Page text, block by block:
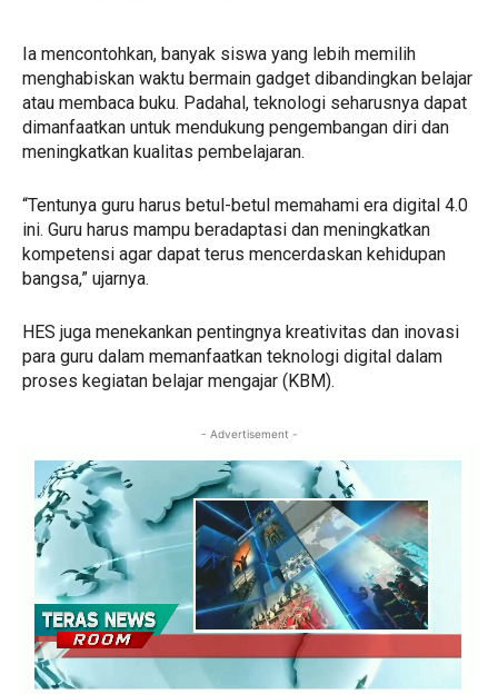
Ia mencontohkan, banyak siswa yang lebih memilih
menghabiskan waktu bermain gadget dibandingkan belajar
atau membaca buku. Padahal, teknologi seharusnya dapat
dimanfaatkan untuk mendukung pengembangan diri dan
meningkatkan kualitas pembelajaran.
“Tentunya guru harus betul-betul memahami era digital 4.0
ini. Guru harus mampu beradaptasi dan meningkatkan
kompetensi agar dapat terus mencerdaskan kehidupan
bangsa,” ujarnya.
HES juga menekankan pentingnya kreativitas dan inovasi
para guru dalam memanfaatkan teknologi digital dalam
proses kegiatan belajar mengajar (KBM).
- Advertisement -